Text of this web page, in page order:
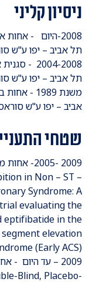
ניסיון קליני
2008-היום -
תל אביב – יפו ע"ש
2004-
תל אביב – יפו ע"ש
משנת
אביב – יפו ע"ש
שטחי
2009 -2005- אחות מחקר קליני –
in Non – ST –
Syndrome: A
evaluating the
eptifibatide in the
elevation
(Early ACS).
2009 – עד היום - אחות מחקר קליני –
Blind, Placebo-